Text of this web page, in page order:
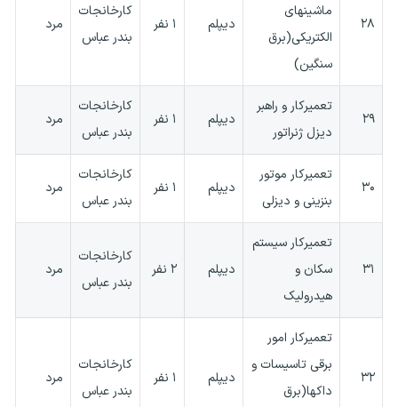
۲۸
ماشینهای
الکتریکی(برق
سنگین)
دیپلم ۱ نفر
کارخانجات
بندر عباس
مرد
۲۹
تعمیرکار و راهبر
دیزل ژنراتور
دیپلم ۱ نفر
کارخانجات
بندر عباس
مرد
۳۰
تعمیرکار موتور
بنزینی و دیزلی
دیپلم ۱ نفر
کارخانجات
بندر عباس
مرد
۳۱
تعمیرکار سیستم
سکان و
هیدرولیک
دیپلم ۲ نفر
کارخانجات
بندر عباس
مرد
۳۲
تعمیرکار امور
برقی تاسیسات و
داکها(برق
دیپلم ۱ نفر
کارخانجات
بندر عباس
مرد